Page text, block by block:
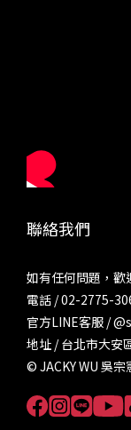
聯絡我們
如有任何問題，歡
電話 / 02-2775-
官方LINE客服 /
地址 / 台北市大安
© JACKY WU 吳